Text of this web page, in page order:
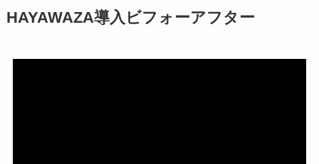
HAYAWAZA導入ビフォーアフター